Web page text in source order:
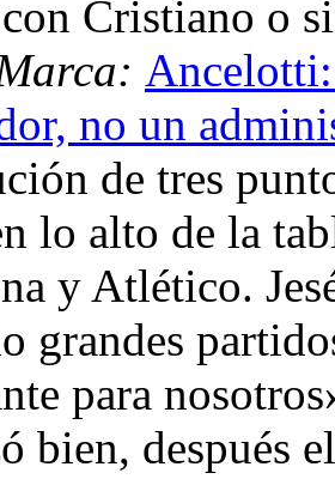
Cristiano o
Ancelotti:
no un
de tres
lo alto de la
y Atlético.
grandes
para
bien, después